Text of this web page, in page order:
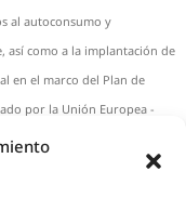
al autoconsumo y
así como a la implantación de
en el marco del Plan de
por la Unión Europea -